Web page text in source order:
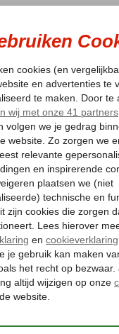
Grand Ant Hotel
-Hotel